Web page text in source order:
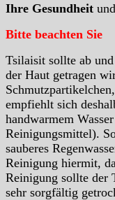
Ihre Gesundheit
Bitte beachten Sie
Tsilaisit sollte ab
der Haut getragen
empfiehlt sich
handwarmem
Reinigungsmittel).
sauberes
Reinigung hiermit,
Reinigung sollte der
sehr sorgfältig